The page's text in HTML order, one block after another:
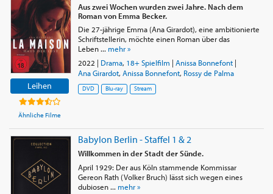
Leihen
Ähnliche Filme
Aus zwei Wochen wurden zwei Jahre. Nach dem
Roman von Emma Becker.
Die 27-jährige Emma (Ana Girardot), eine ambitionierte
Schriftstellerin, möchte einen Roman über das
Leben ... mehr »
2022 | Drama, 18+ Spielfilm | Anissa Bonnefont|
Ana Girardot, Anissa Bonnefont, Rossy de Palma
DVD Blu-ray Stream
Babylon Berlin - Staffel 1 & 2
Willkommen in der Stadt der Sünde.
April 1929: Der aus Köln stammende Kommissar
Gereon Rath (Volker Bruch) lässt sich wegen eines
dubiosen ... mehr »